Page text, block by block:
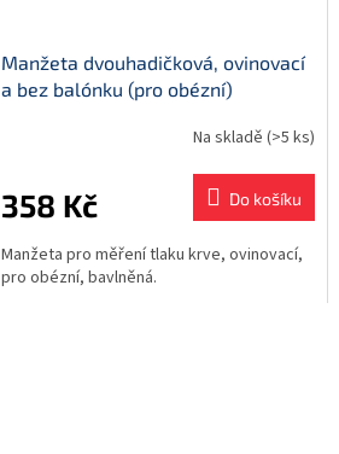
Manžeta dvouhadičková, ovinovací
a bez balónku (pro obézní)
Na skladě (>5 ks)
358 Kč Do košíku
Manžeta pro měření tlaku krve, ovinovací,
pro obézní, bavlněná.